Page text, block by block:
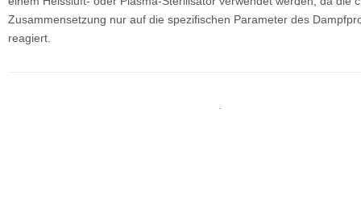
Zusammensetzung nur auf die spezifischen Parameter des
reagiert.
.